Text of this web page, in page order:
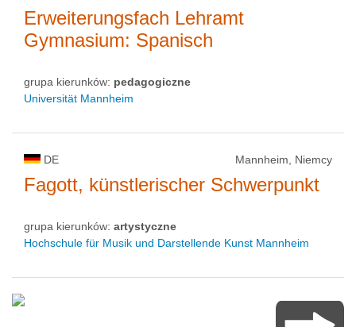
Erweiterungsfach Lehramt
Gymnasium: Spanisch
grupa kierunków: pedagogiczne
Universität Mannheim
DE Mannheim, Niemcy
Fagott, künstlerischer Schwerpunkt
grupa kierunków: artystyczne
Hochschule für Musik und Darstellende Kunst Mannheim